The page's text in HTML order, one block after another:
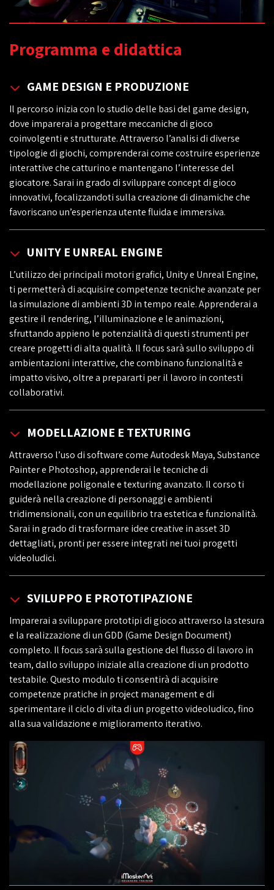
Programma e didattica
GAME DESIGN E PRODUZIONE
Il percorso inizia con lo studio delle basi del game design,
dove imparerai a progettare meccaniche di gioco
coinvolgenti e strutturate. Attraverso l’analisi di diverse
tipologie di giochi, comprenderai come costruire esperienze
interattive che catturino e mantengano l’interesse del
giocatore. Sarai in grado di sviluppare concept di gioco
innovativi, focalizzandoti sulla creazione di dinamiche che
favoriscano un’esperienza utente fluida e immersiva.
UNITY E UNREAL ENGINE
L’utilizzo dei principali motori grafici, Unity e Unreal Engine,
ti permetterà di acquisire competenze tecniche avanzate per
la simulazione di ambienti 3D in tempo reale. Apprenderai a
gestire il rendering, l’illuminazione e le animazioni,
sfruttando appieno le potenzialità di questi strumenti per
creare progetti di alta qualità. Il focus sarà sullo sviluppo di
ambientazioni interattive, che combinano funzionalità e
impatto visivo, oltre a prepararti per il lavoro in contesti
collaborativi.
MODELLAZIONE E TEXTURING
Attraverso l’uso di software come Autodesk Maya, Substance
Painter e Photoshop, apprenderai le tecniche di
modellazione poligonale e texturing avanzato. Il corso ti
guiderà nella creazione di personaggi e ambienti
tridimensionali, con un equilibrio tra estetica e funzionalità.
Sarai in grado di trasformare idee creative in asset 3D
dettagliati, pronti per essere integrati nei tuoi progetti
videoludici.
SVILUPPO E PROTOTIPAZIONE
Imparerai a sviluppare prototipi di gioco attraverso la stesura
e la realizzazione di un GDD (Game Design Document)
completo. Il focus sarà sulla gestione del flusso di lavoro in
team, dallo sviluppo iniziale alla creazione di un prodotto
testabile. Questo modulo ti consentirà di acquisire
competenze pratiche in project management e di
sperimentare il ciclo di vita di un progetto videoludico, fino
alla sua validazione e miglioramento iterativo.